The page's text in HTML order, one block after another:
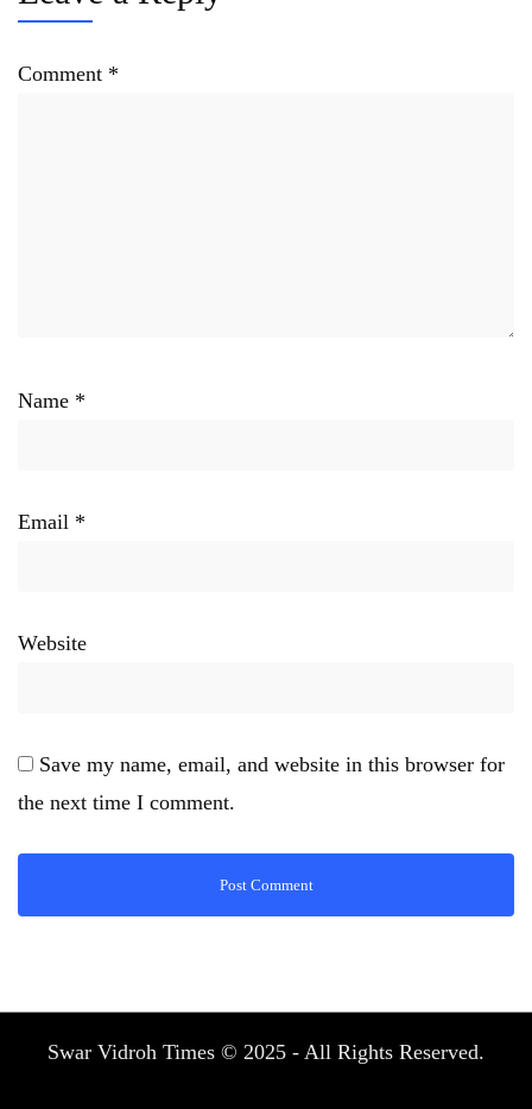
Comment *
Name *
Email *
Website
Save my name, email, and website in this browser for
the next time I comment.
Swar Vidroh Times © 2025 - All Rights Reserved.